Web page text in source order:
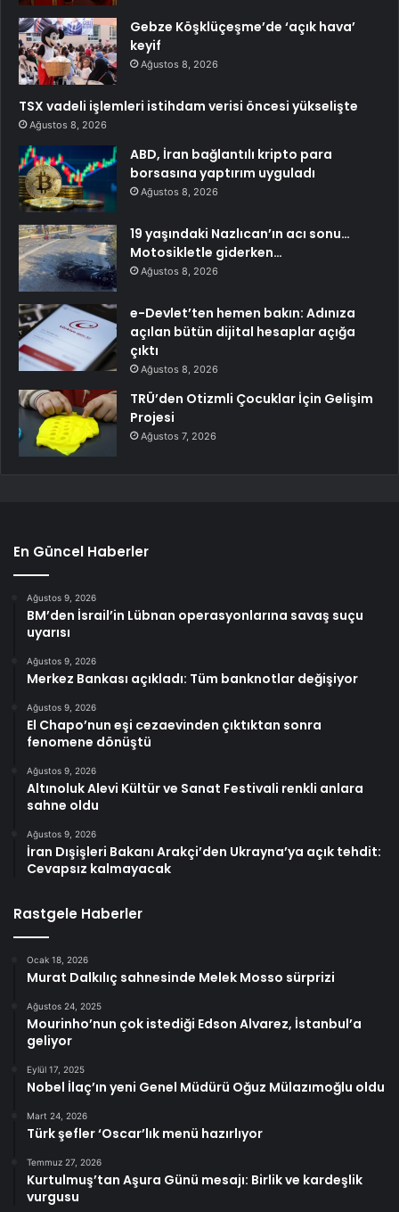
Gebze Köşklüçeşme’de ‘açık hava’
keyif
Ağustos 8, 2026
TSX vadeli işlemleri istihdam verisi öncesi yükselişte
Ağustos 8, 2026
ABD, İran bağlantılı kripto para
borsasına yaptırım uyguladı
Ağustos 8, 2026
19 yaşındaki Nazlıcan’ın acı sonu…
Motosikletle giderken…
Ağustos 8, 2026
e-Devlet’ten hemen bakın: Adınıza
açılan bütün dijital hesaplar açığa
çıktı
Ağustos 8, 2026
TRÜ’den Otizmli Çocuklar İçin Gelişim
Projesi
Ağustos 7, 2026
En Güncel Haberler
Ağustos 9, 2026
BM’den İsrail’in Lübnan operasyonlarına savaş suçu
uyarısı
Ağustos 9, 2026
Merkez Bankası açıkladı: Tüm banknotlar değişiyor
Ağustos 9, 2026
El Chapo’nun eşi cezaevinden çıktıktan sonra
fenomene dönüştü
Ağustos 9, 2026
Altınoluk Alevi Kültür ve Sanat Festivali renkli anlara
sahne oldu
Ağustos 9, 2026
İran Dışişleri Bakanı Arakçi’den Ukrayna’ya açık tehdit:
Cevapsız kalmayacak
Rastgele Haberler
Ocak 18, 2026
Murat Dalkılıç sahnesinde Melek Mosso sürprizi
Ağustos 24, 2025
Mourinho’nun çok istediği Edson Alvarez, İstanbul’a
geliyor
Eylül 17, 2025
Nobel İlaç’ın yeni Genel Müdürü Oğuz Mülazımoğlu oldu
Mart 24, 2026
Türk şefler ‘Oscar’lık menü hazırlıyor
Temmuz 27, 2026
Kurtulmuş’tan Aşura Günü mesajı: Birlik ve kardeşlik
vurgusu